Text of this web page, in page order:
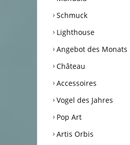
Schmuck
Lighthouse
Angebot des Monats
Château
Accessoires
Vogel des Jahres
Pop Art
Artis Orbis